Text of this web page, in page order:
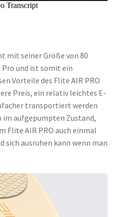
mit seiner Größe von 80
und ist somit ein
Vorteile des Flite AIR PRO
Preis, ein relativ leichtes E-
transportiert werden
im aufgepumpten Zustand,
Flite AIR PRO auch einmal
ausruhen kann wenn man